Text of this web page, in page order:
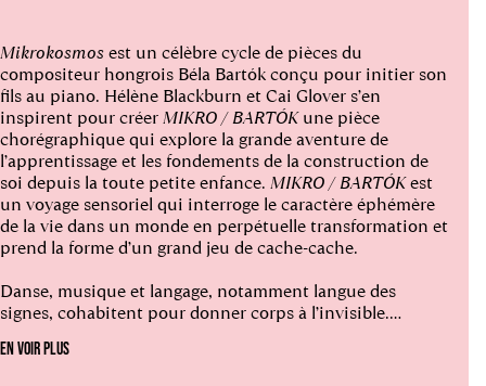
Mikrokosmosest un célèbre cycle de pièces du
compositeur hongrois Béla Bartók conçu pour initier son
fils au piano. Hélène Blackburn et Cai Glover s’en
inspirent pour créerMIKRO / BARTÓKune pièce
chorégraphique qui explore la grande aventure de
l’apprentissage et les fondements de la construction de
soi depuis la toute petite enfance. MIKRO / BARTÓKest
un voyage sensoriel qui interroge le caractère éphémère
de la vie dans un monde en perpétuelle transformation et
prend la forme d’un grand jeu de cache-cache.
Danse, musique et langage, notamment langue des
signes, cohabitent pour donner corps à l’invisible.
par l’énergie communicative des six interprètes.
EN VOIR PLUS